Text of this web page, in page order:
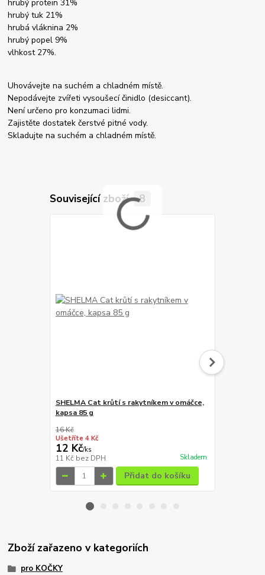
hrubý protein 31%
hrubý tuk 21%
hrubá vláknina 2%
hrubý popel 9%
vlhkost 27%.
Uhovávejte na suchém a chladném místě.
Nepodávejte zvířeti vysoušecí činidlo (desiccant).
Není určeno pro konzumaci lidmi.
Zajistěte dostatek čerstvé pitné vody.
Skladujte na suchém a chladném místě.
Související zboží 8
SHELMA Cat krůtí s rakytníkem v omáčce,
kapsa 85 g
16 Kč
Ušetříte 4 Kč
12 Kč/ks
11 Kč bez DPH Skladem
Přidat do košíku
Zboží zařazeno v kategoriích
pro KOČKY